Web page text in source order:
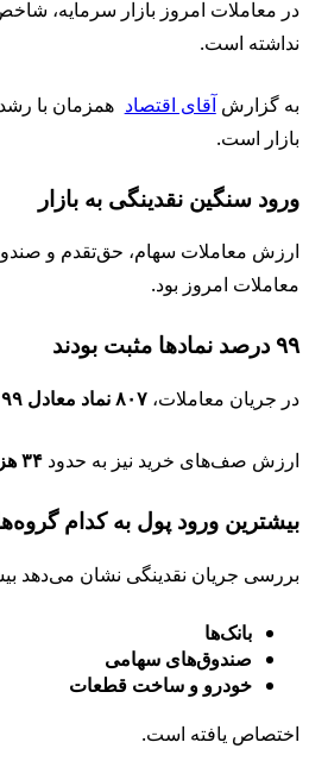
در معاملات امروز بازار سرمایه،
نداشته است.
به گزارشآقای اقتصاد همزمان با
بازار است.
ورود سنگین نقدینگی به بازار
ارزش معاملات سهام، حق‌تقدم و
معاملات امروز بود.
۹۹ درصد نمادها مثبت بودند
در جریان معاملات، ۸۰۷ نماد معادل ۹۹ درصد بازار
ارزش صف‌های خرید نیز به حدود ۳۴ هزار میلیارد تومان
بیشترین ورود پول به کدام
بررسی جریان نقدینگی نشان می‌دهد
بانک‌ها
صندوق‌های سهامی
خودرو و ساخت قطعات
اختصاص یافته است.